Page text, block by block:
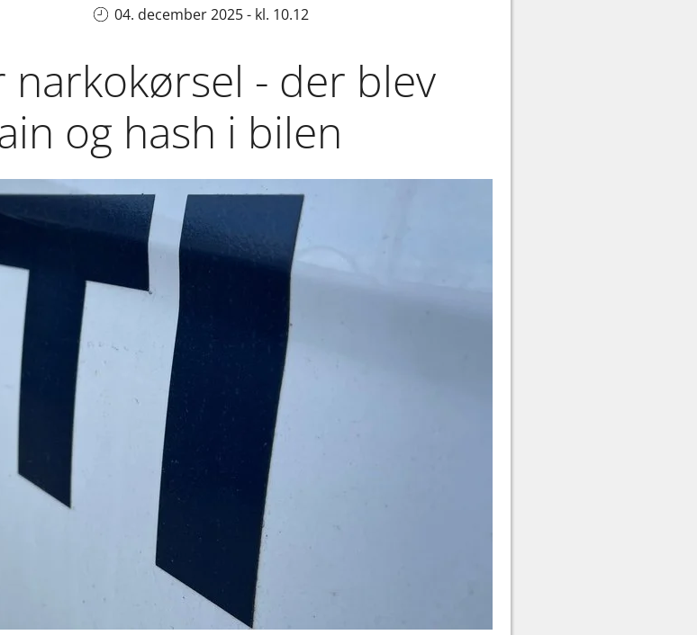
04. december 2025 - kl. 10.12
- der blev
og hash i bilen